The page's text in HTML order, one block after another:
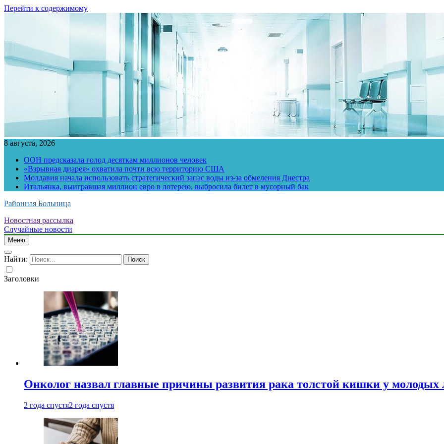
Перейти к содержимому
8 августа, 2026
ООН предсказала голод десяткам миллионов человек
«Взрывная диарея» охватила почти всю территорию США
Молдавия начала использовать стратегический запас воды из-за обмеления Днестра
Итальянка, выигравшая миллион евро в лотерею, выбросила билет в мусорный бак
Районная Больница
Новостная рассылка
Случайные новости
Меню
Найти:
Заголовки
Онколог назвал главные причины развития рака толстой кишки у молодых
2 года спустя2 года спустя